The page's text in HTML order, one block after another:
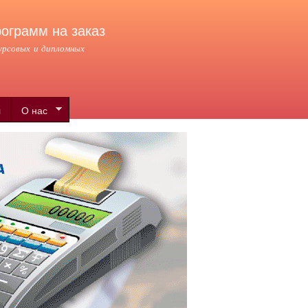
на заказ
и дипломных
О нас